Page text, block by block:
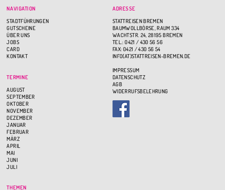
NAVIGATION
STADTFÜHRUNGEN
GUTSCHEINE
ÜBER UNS
JOBS
CARD
KONTAKT
TERMINE
AUGUST
SEPTEMBER
OKTOBER
NOVEMBER
DEZEMBER
JANUAR
FEBRUAR
MÄRZ
APRIL
MAI
JUNI
JULI
THEMEN
ADRESSE
STATTREISEN BREMEN
BAUMWOLLBÖRSE, RAUM 334
WACHTSTR. 24, 28195 BREMEN
TEL.: 0421 / 430 56 56
FAX: 0421 / 430 56 54
INFO(AT)STATTREISEN-BREMEN.DE
IMPRESSUM
DATENSCHUTZ
AGB
WIDERRUFSBELEHRUNG